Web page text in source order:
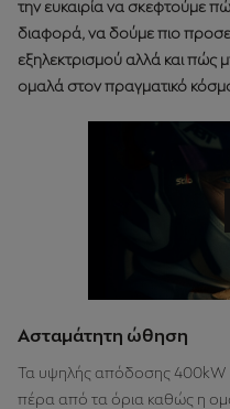
την ευκαιρία να σκεφτούμε
διαφορά, να δούμε πιο
εξηλεκτρισμού αλλά και
ομαλά στον πραγματικό
Ασταμάτητη ώθηση
Τα υψηλής απόδοσης 400kW
πέρα από τα όρια καθώς η